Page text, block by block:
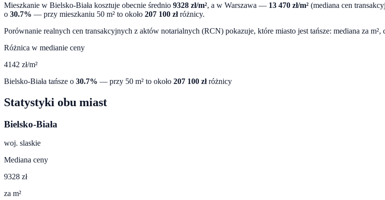
Mieszkanie w Bielsko-Biała kosztuje obecnie średnio 9328 zł/m², a w Warszawa — 13 470 zł/m² (mediana cen
o 30.7% — przy mieszkaniu 50 m² to około 207 100 złróżnicy.
Porównanie realnych cen transakcyjnych z aktów notarialnych (RCN) pokazuje, które miasto jest tańsze: mediana za
Różnica w medianie ceny
4142 zł/m²
Bielsko-Biała tańsze o 30.7% — przy 50 m² to około 207 100 złróżnicy
Statystyki obu miast
Bielsko-Biała
woj. slaskie
Mediana ceny
9328 zł
za m²